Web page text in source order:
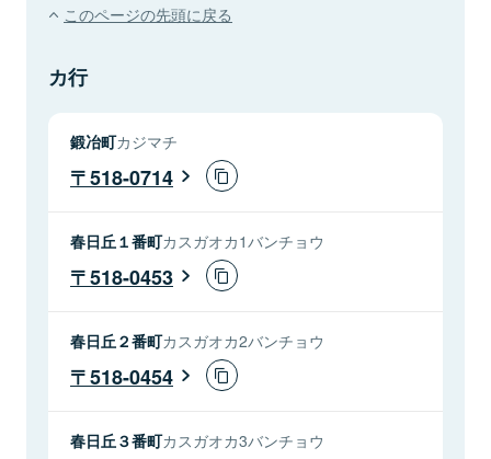
このページの先頭に戻る
カ行
鍛冶町カジマチ
518-0714
春日丘１番町カスガオカ1バンチョウ
518-0453
春日丘２番町カスガオカ2バンチョウ
518-0454
春日丘３番町カスガオカ3バンチョウ